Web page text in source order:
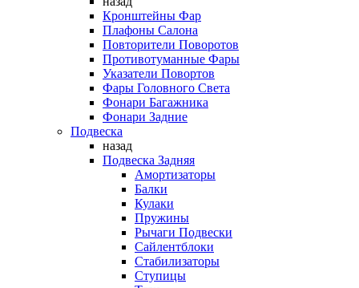
Кронштейны Фар
Плафоны Салона
Повторители Поворотов
Противотуманные Фары
Указатели Повортов
Фары Головного Света
Фонари Багажника
Фонари Задние
Подвеска
назад
Подвеска Задняя
Амортизаторы
Балки
Кулаки
Пружины
Рычаги Подвески
Сайлентблоки
Стабилизаторы
Ступицы